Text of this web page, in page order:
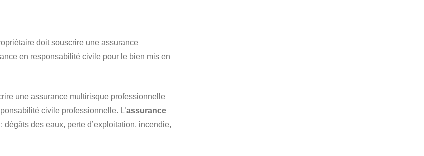
doit souscrire une assurance
en responsabilité civile pour le bien mis en
une assurance multirisque professionnelle
civile professionnelle. L’assurance
dégâts des eaux, perte d’exploitation, incendie,